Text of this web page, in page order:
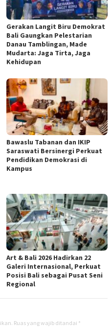
Gerakan Langit Biru Demokrat
Bali Gaungkan Pelestarian
Danau Tamblingan, Made
Mudarta: Jaga Tirta, Jaga
Kehidupan
Bawaslu Tabanan dan IKIP
Saraswati Bersinergi Perkuat
Pendidikan Demokrasi di
Kampus
Art & Bali 2026 Hadirkan 22
Galeri Internasional, Perkuat
Posisi Bali sebagai Pusat Seni
Regional
Ruas yang wajib ditandai *